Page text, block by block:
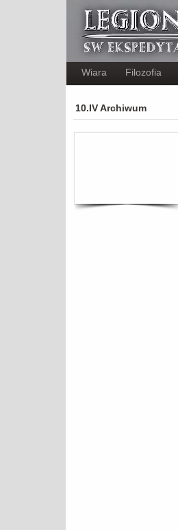
Wiara Filozofia
10.IV Archiwum